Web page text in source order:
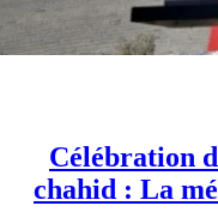
Célébration
chahid : La